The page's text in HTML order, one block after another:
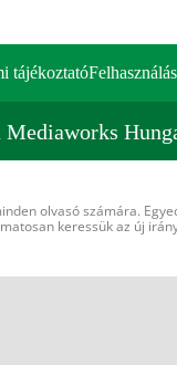
tájékoztató
Mediaworks
olvasó számára.
keressük az új